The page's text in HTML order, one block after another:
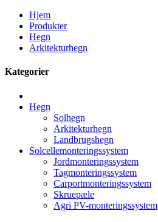
Hjem
Produkter
Hegn
Arkitekturhegn
Kategorier
Hegn
Solhegn
Arkitekturhegn
Landbrugshegn
Solcellemonteringssystem
Jordmonteringssystem
Tagmonteringssystem
Carportmonteringssystem
Skruepæle
Agri PV-monteringssystem